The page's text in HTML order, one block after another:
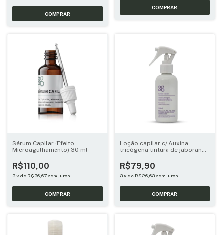
Sérum Capilar (Efeito
Microagulhamento) 30 ml
R$110,00
3x de R$36,67 sem juros
Loção capilar c/ Auxina
tricógena tintura de jaborandi
R$79,90
3 x de R$26,63 sem juros